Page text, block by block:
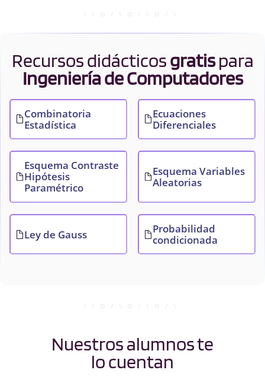
Recursos didácticosgratispara
Ingeniería de Computadores
Combinatoria
Estadística
Ecuaciones
Diferenciales
Esquema Contraste
Hipótesis
Paramétrico
Esquema Variables
Aleatorias
Ley de Gauss
Probabilidad
condicionada
Nuestros alumnos te
lo cuentan